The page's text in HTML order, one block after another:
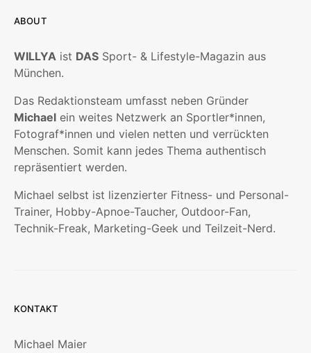
ABOUT
WILLYA ist DAS Sport- & Lifestyle-Magazin aus
München.
Das Redaktionsteam umfasst neben Gründer
Michael ein weites Netzwerk an Sportler*innen,
Fotograf*innen und vielen netten und verrückten
Menschen. Somit kann jedes Thema authentisch
repräsentiert werden.
Michael selbst ist lizenzierter Fitness- und Personal-
Trainer, Hobby-Apnoe-Taucher, Outdoor-Fan,
Technik-Freak, Marketing-Geek und Teilzeit-Nerd.
KONTAKT
Michael Maier